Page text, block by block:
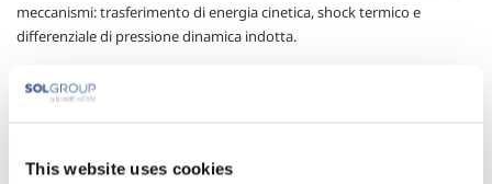
This website uses cookies
meccanismi: trasferimento di energia cinetica, shock termico e
differenziale di pressione dinamica indotta.
sabbiatura, la tecnologia Dryblast non lascia residui potenzialmente
garantendo la qualità del cibo prodotto e quindi una diminuzione dei